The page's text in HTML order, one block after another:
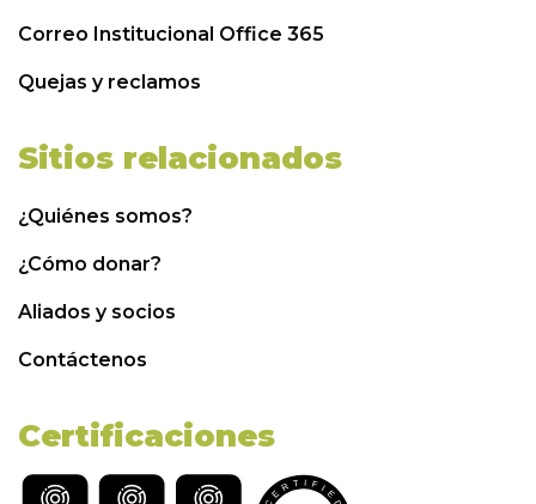
Correo Institucional Office 365
Quejas y reclamos
Sitios relacionados
¿Quiénes somos?
¿Cómo donar?
Aliados y socios
Contáctenos
Certificaciones